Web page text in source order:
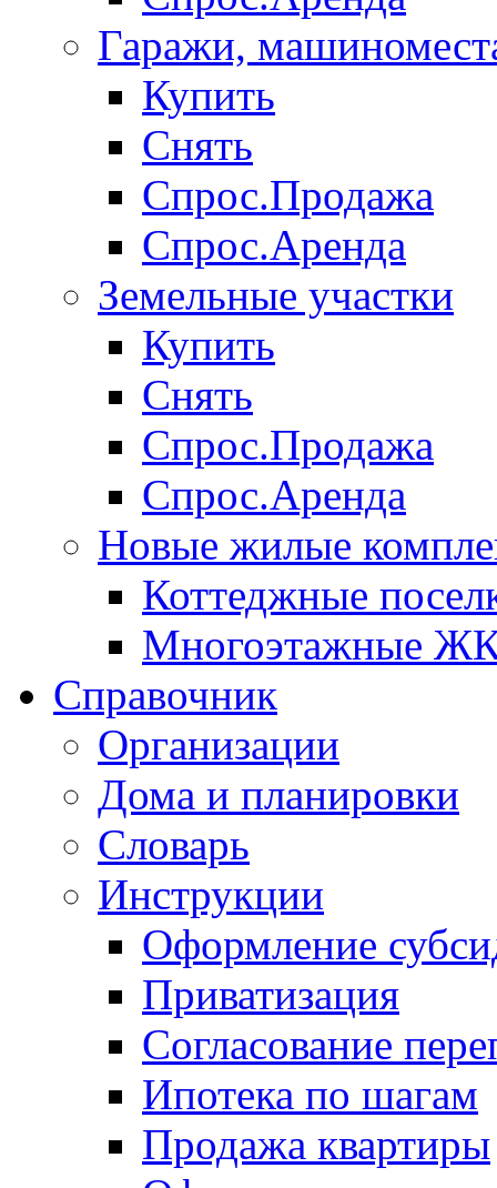
Гаражи,
Купить
Снять
Спрос.Продажа
Спрос.Аренда
Земельные участки
Купить
Снять
Спрос.Продажа
Спрос.Аренда
Новые жилые
Коттеджные
Многоэтажные
Справочник
Организации
Дома и планировки
Словарь
Инструкции
Оформление
Приватизация
Согласование
Ипотека по шагам
Продажа квартиры